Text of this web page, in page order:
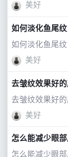
美好
如何淡化鱼尾
如何淡化鱼尾
美好
去皱纹效果好的
去皱纹效果好的
美好
怎么能减少眼
怎么能减少眼